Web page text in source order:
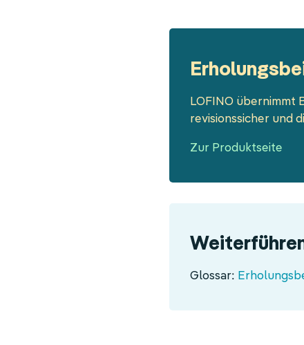
LOFINO übernimmt
revisionssicher und
Zur Produktseite
Glossar: